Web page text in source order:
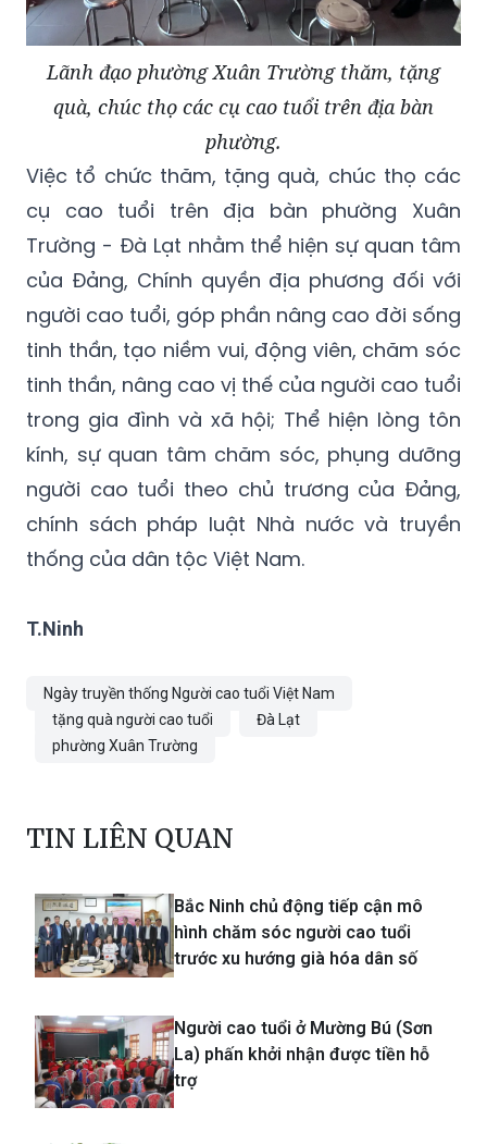
Lãnh đạo phường Xuân Trường thăm, tặng
quà, chúc thọ các cụ cao tuổi trên địa bàn
phường.
Việc tổ chức thăm, tặng quà, chúc thọ các
cụ cao tuổi trên địa bàn phường Xuân
Trường - Đà Lạt nhằm thể hiện sự quan tâm
của Đảng, Chính quyền địa phương đối với
người cao tuổi, góp phần nâng cao đời sống
tinh thần, tạo niềm vui, động viên, chăm sóc
tinh thần, nâng cao vị thế của người cao tuổi
trong gia đình và xã hội; Thể hiện lòng tôn
kính, sự quan tâm chăm sóc, phụng dưỡng
người cao tuổi theo chủ trương của Đảng,
chính sách pháp luật Nhà nước và truyền
thống của dân tộc Việt Nam.
T.Ninh
Ngày truyền thống Người cao tuổi Việt Nam
tặng quà người cao tuổi
Đà Lạt
phường Xuân Trường
TIN LIÊN QUAN
Bắc Ninh chủ động tiếp cận mô
hình chăm sóc người cao tuổi
trước xu hướng già hóa dân số
Người cao tuổi ở Mường Bú (Sơn
La) phấn khởi nhận được tiền hỗ
trợ